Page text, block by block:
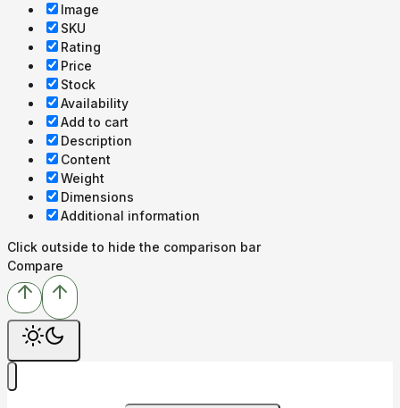
Image
SKU
Rating
Price
Stock
Availability
Add to cart
Description
Content
Weight
Dimensions
Additional information
Click outside to hide the comparison bar
Compare